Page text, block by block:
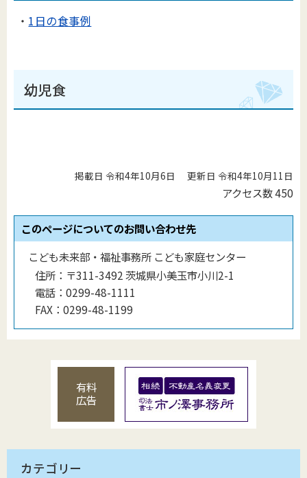
・ 1日の食事例
幼児食
掲載日 令和4年10月6日 更新日 令和4年10月11日
アクセス数450
このページについてのお問い合わせ先
こども未来部・福祉事務所 こども家庭センター
住所： 〒311-3492 茨城県小美玉市小川2-1
電話： 0299-48-1111
FAX： 0299-48-1199
有料
広告
カテゴリー